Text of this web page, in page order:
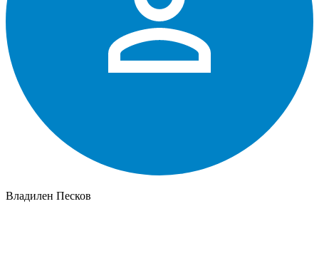
Владилен Песков